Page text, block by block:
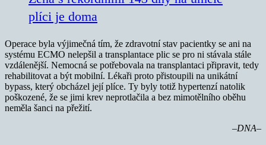
plíci je doma
Operace byla výjimečná tím, že zdravotní stav pacientky se ani na
systému ECMO nelepšil a transplantace plic se pro ni stávala stále
vzdálenější. Nemocná se potřebovala na transplantaci připravit, tedy
rehabilitovat a být mobilní. Lékaři proto přistoupili na unikátní
bypass, který obcházel její plíce. Ty byly totiž hypertenzí natolik
poškozené, že se jimi krev neprotlačila a bez mimotělního oběhu
neměla šanci na přežití.
–DNA–